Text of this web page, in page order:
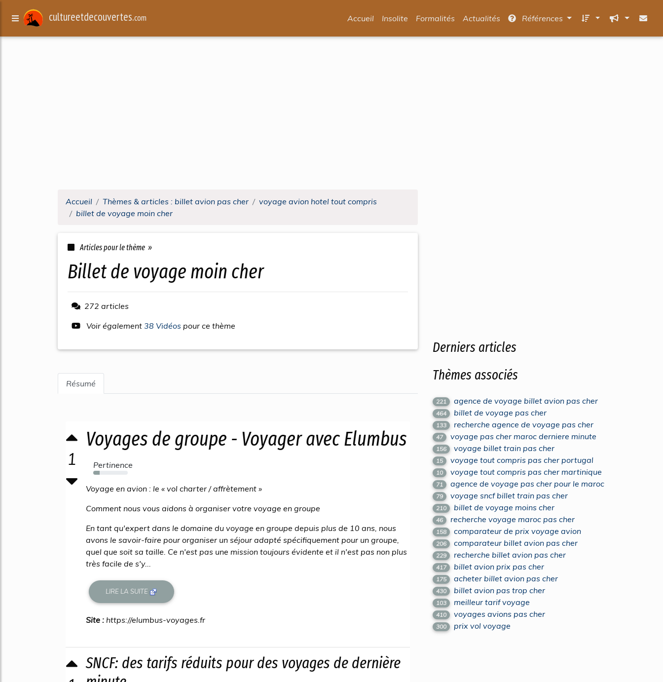
cultureetdecouvertes.com Accueil Insolite Formalités Actualités Références
Accueil Thèmes & articles : billet avion pas cher
voyage avion hotel tout compris
billet de voyage moin cher
Articles pour le thème »
billet de voyage moin cher
272 articles
Voir également 38 Vidéos pour ce thème
Résumé
1
Voyages de groupe - Voyager avec Elumbus
Pertinence
18%
Voyage en avion : le « vol charter / affrètement »
Comment nous vous aidons à organiser votre voyage en groupe
En tant qu'expert dans le domaine du voyage en groupe depuis plus de 10 ans, nous
avons le savoir-faire pour organiser un séjour adapté spécifiquement pour un groupe,
quel que soit sa taille. Ce n'est pas une mission toujours évidente et il n'est pas non plus
très facile de s'y...
LIRE LA SUITE
Site : https://elumbus-voyages.fr
SNCF: des tarifs réduits pour des voyages de dernière
Derniers articles
Thèmes associés
221 agence de voyage billet avion pas cher
464 billet de voyage pas cher
133 recherche agence de voyage pas cher
47 voyage pas cher maroc derniere minute
156 voyage billet train pas cher
15 voyage tout compris pas cher portugal
10 voyage tout compris pas cher martinique
71 agence de voyage pas cher pour le maroc
79 voyage sncf billet train pas cher
210 billet de voyage moins cher
46 recherche voyage maroc pas cher
158 comparateur de prix voyage avion
206 comparateur billet avion pas cher
229 recherche billet avion pas cher
417 billet avion prix pas cher
175 acheter billet avion pas cher
430 billet avion pas trop cher
103 meilleur tarif voyage
410 voyages avions pas cher
300 prix vol voyage